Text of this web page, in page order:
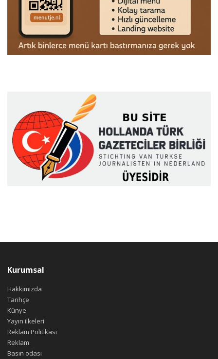
Kurumsal
Hakkımızda
Tarihçe
Künye
Yayın ilkeleri
Reklam Politikası
Reklam
Basın odası